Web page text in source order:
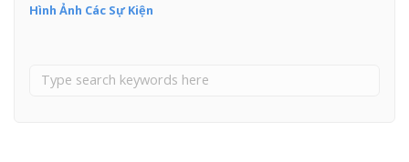
Hình Ảnh Các Sự Kiện